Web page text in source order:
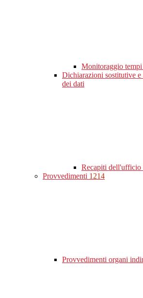
Monitoraggio
Dichiarazioni sostitutive
dei dati
Recapiti dell'ufficio
Provvedimenti 1214
Provvedimenti organi